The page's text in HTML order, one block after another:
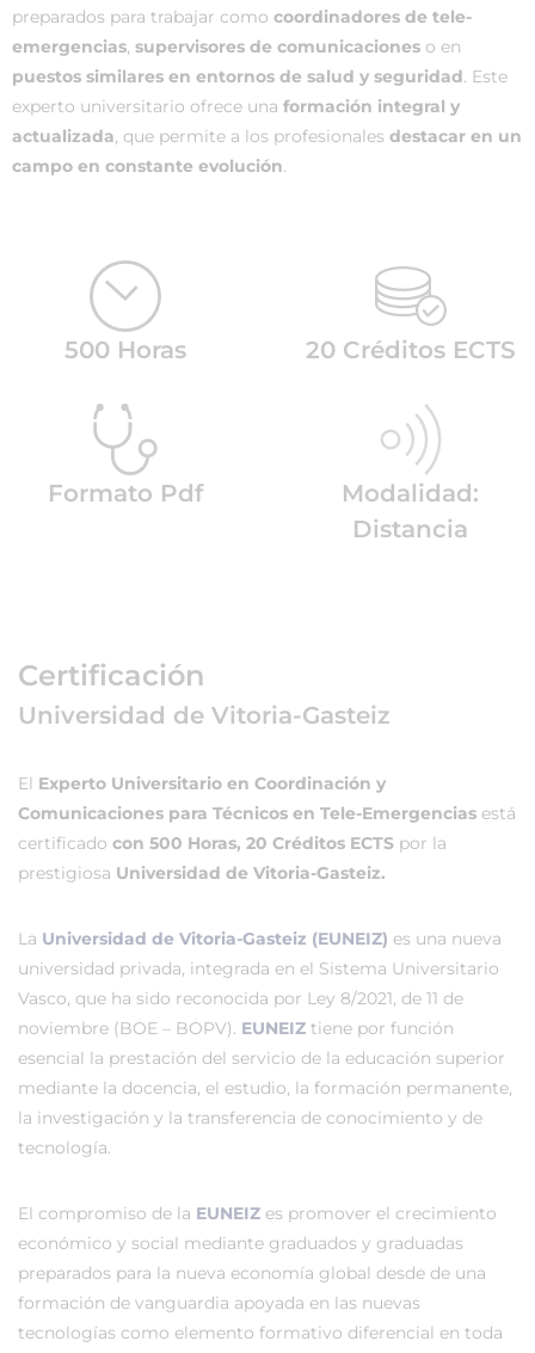
preparados para trabajar como coordinadores de tele-
emergencias, supervisores de comunicaciones o en
puestos similares en entornos de salud y seguridad. Este
experto universitario ofrece una formación integral y
actualizada, que permite a los profesionales destacar en un
campo en constante evolución.
500 Horas 20 Créditos ECTS
Formato Pdf
Modalidad:
Distancia
Certificación
Universidad de Vitoria-Gasteiz
El Experto Universitario en Coordinación y
Comunicaciones para Técnicos en Tele-Emergencias está
certificado con 500 Horas, 20 Créditos ECTS por la
prestigiosa Universidad de Vitoria-Gasteiz.
La Universidad de Vitoria-Gasteiz (EUNEIZ) es una nueva
universidad privada, integrada en el Sistema Universitario
Vasco, que ha sido reconocida por Ley 8/2021, de 11 de
noviembre (BOE – BOPV). EUNEIZ tiene por función
esencial la prestación del servicio de la educación superior
mediante la docencia, el estudio, la formación permanente,
la investigación y la transferencia de conocimiento y de
tecnología.
El compromiso de la EUNEIZ es promover el crecimiento
económico y social mediante graduados y graduadas
preparados para la nueva economía global desde de una
formación de vanguardia apoyada en las nuevas
tecnologías como elemento formativo diferencial en toda